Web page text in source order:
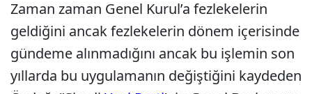
Zaman zaman Genel Kurul’a fezlekelerin
geldiğini ancak fezlekelerin dönem içerisinde
gündeme alınmadığını ancak bu işlemin son
yıllarda bu uygulamanın değiştiğini kaydeden